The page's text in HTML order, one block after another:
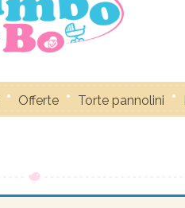
Offerte Torte pannolini